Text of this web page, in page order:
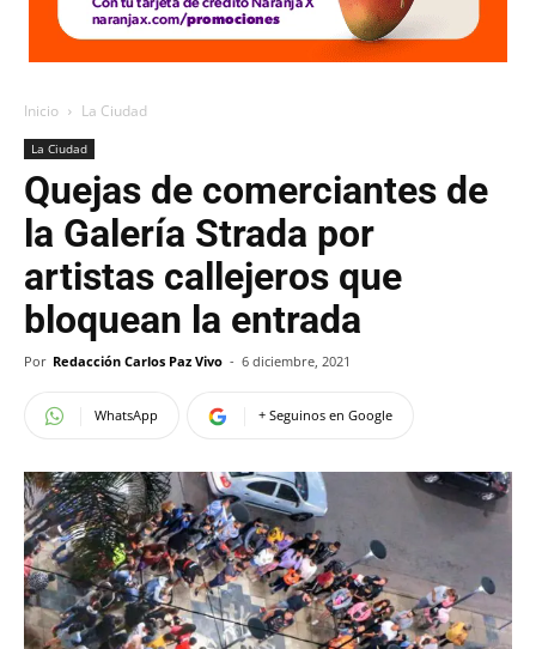
Inicio La Ciudad
La Ciudad
Quejas de comerciantes de
la Galería Strada por
artistas callejeros que
bloquean la entrada
Por Redacción Carlos Paz Vivo - 6 diciembre, 2021
WhatsApp + Seguinos en Google